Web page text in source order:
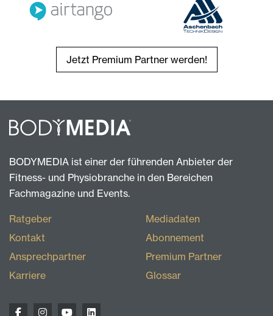
Jetzt Premium Partner werden!
BODYMEDIA ist einer der führenden Anbieter der
Fitness- und Physiobranche in den Bereichen
Fachmagazine und Events.
Ratgeber
Kontakt
Ansprechpartner
Karriere
Mediadaten
Abonnement
Premium Partner
Glossar